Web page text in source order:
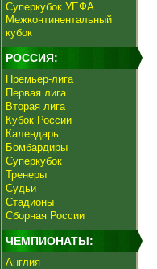
Суперкубок УЕФА
Межконтинентальный
кубок
РОССИЯ:
Премьер-лига
Первая лига
Вторая лига
Кубок России
Календарь
Бомбардиры
Суперкубок
Тренеры
Судьи
Стадионы
Сборная России
ЧЕМПИОНАТЫ:
Англия